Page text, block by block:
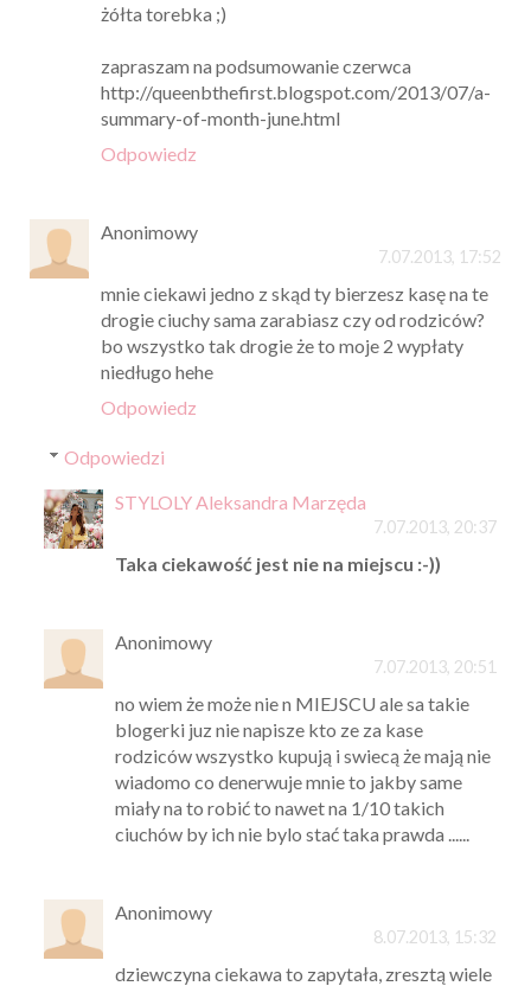
żółta torebka ;)
zapraszam na podsumowanie czerwca
http://queenbthefirst.blogspot.com/2013/07/a-
summary-of-month-june.html
Odpowiedz
Anonimowy
7.07.2013, 17:52
mnie ciekawi jedno z skąd ty bierzesz kasę na te
drogie ciuchy sama zarabiasz czy od rodziców?
bo wszystko tak drogie że to moje 2 wypłaty
niedługo hehe
Odpowiedz
Odpowiedzi
STYLOLY Aleksandra Marzęda
7.07.2013, 20:37
Taka ciekawość jest nie na miejscu :-))
Anonimowy
7.07.2013, 20:51
no wiem że może nie n MIEJSCU ale sa takie
blogerki juz nie napisze kto ze za kase
rodziców wszystko kupują i swiecą że mają nie
wiadomo co denerwuje mnie to jakby same
miały na to robić to nawet na 1/10 takich
ciuchów by ich nie bylo stać taka prawda ......
Anonimowy
8.07.2013, 15:32
dziewczyna ciekawa to zapytała, zresztą wiele